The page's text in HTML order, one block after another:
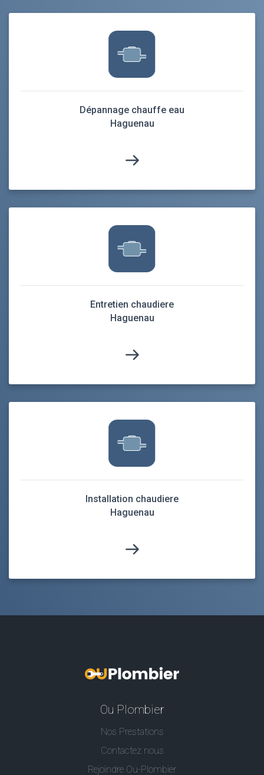
Dépannage chauffe eau
Haguenau
Entretien chaudiere
Haguenau
Installation chaudiere
Haguenau
Ou Plombier
Nos Prestations
Contactez nous
Rejoindre Ou-Plombier